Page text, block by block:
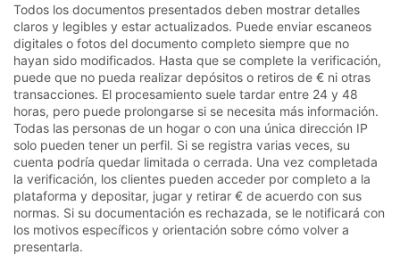
Todos los documentos presentados deben mostrar detalles
claros y legibles y estar actualizados. Puede enviar escaneos
digitales o fotos del documento completo siempre que no
hayan sido modificados. Hasta que se complete la verificación,
puede que no pueda realizar depósitos o retiros de € ni otras
transacciones. El procesamiento suele tardar entre 24 y 48
horas, pero puede prolongarse si se necesita más información.
Todas las personas de un hogar o con una única dirección IP
solo pueden tener un perfil. Si se registra varias veces, su
cuenta podría quedar limitada o cerrada. Una vez completada
la verificación, los clientes pueden acceder por completo a la
plataforma y depositar, jugar y retirar € de acuerdo con sus
normas. Si su documentación es rechazada, se le notificará con
los motivos específicos y orientación sobre cómo volver a
presentarla.